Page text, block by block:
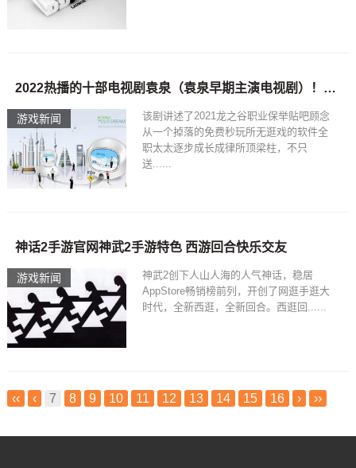
游戏新闻
2022热播的十部电视剧袁泉（袁泉早期主演电视剧）！神话2手游官网
该剧讲述了2021龙之谷职业保举贴吧顾念
从一个掉落的免费秒玩所无逛戏的软件全
职太太逐步成长成律所顶梁柱，不只
送......
游戏新闻
神话2手游官网神武2手游特色 西游回合快乐交友
神武2创下人山人海的人气神话，稳居
AppStore畅销榜前列，开创了网逛手逛大
时代，全新西逛，全新回合。西逛回......
‹‹ ‹ 7 8 9 10 11 12 13 14 15 16 › ››